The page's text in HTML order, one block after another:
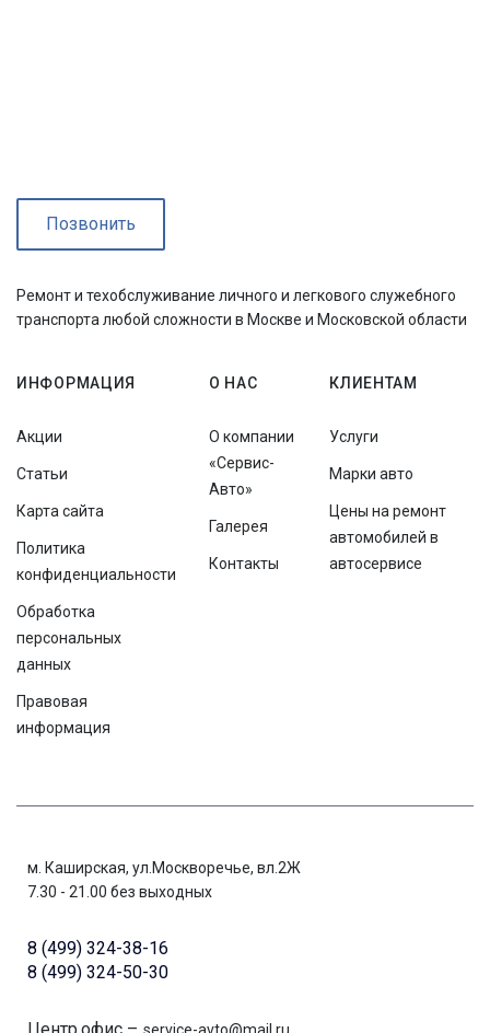
Ремонт и техобслуживание личного и легкового служебного
транспорта любой сложности в Москве и Московской области
Позвонить
ИНФОРМАЦИЯ
Акции
Статьи
Карта сайта
Политика
конфиденциальности
Обработка
персональных
данных
Правовая
информация
О НАС
О компании
«Сервис-
Авто»
Галерея
Контакты
КЛИЕНТАМ
Услуги
Марки авто
Цены на ремонт
автомобилей в
автосервисе
м. Каширская, ул.Москворечье, вл.2Ж
7.30 - 21.00 без выходных
8 (499) 324-38-16
8 (499) 324-50-30